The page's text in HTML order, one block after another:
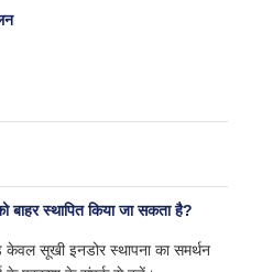
बाहर स्थापित किया जा सकता है?
केवल सूखी इनडोर स्थापना का समर्थन